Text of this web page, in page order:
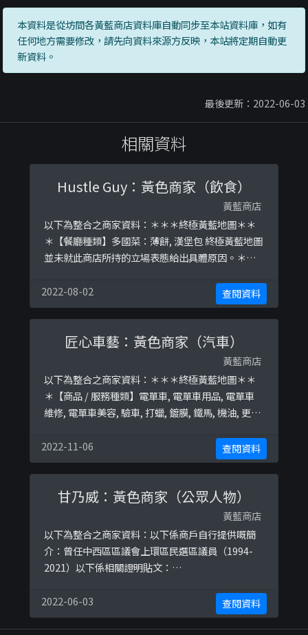
本資料是從坊間各黃藍商店資料庫自動同步至本站資料庫，如有
任何地方需要修改，請先向資料來源方反映，本站將定期自動更
新資料。
最後更新：2022-06-03
相關資料
Hustle Guy：黃色商家（飲食）
黃藍商店
以下為整合之商家資料：＊＊＊終極黃藍地圖＊＊
＊【餐廳種類】多國菜：薄餅, 漢堡包 終極黃藍地圖
並未就此商店所持的立場表態給出具體原因。＊＊
80後夫婦,一間用心經營,用心創作美食,用心服務嘅
優質西式小店。以下係相關證明貼文：
https://www.facebook.com/hustleguyeatery/
posts/2695026627452863http ...
2022-08-02 查閱資料
匠心車藝：黃色商家（汽車）
黃藍商店
以下為整合之商家資料：＊＊＊終極黃藍地圖＊＊
＊【商品 / 服務種類】電單車, 電單車用品, 電單車
維修, 電單車美容, 驗車, 打蠟, 鍍膜, 鐵馬, 機油, 更換
出具體原因。＊＊＊和你查＊＊＊以下係商戶自行
提供嘅簡介：【匠心】代表我們對電單車一種近乎
執著的信念。【車藝】透過我們在電單車裝嵌維修
技術上的手藝，令大家可以更安心、更享受、甚至
2022-11-06 查閱資料
甘乃威：黃色商家（公眾人物）
黃藍商店
以下為整合之商家資料：以下係商戶自行提供嘅簡
介：曾任中西區區議會上環區民選區議員（1994-
2021）以下係相關證明貼文：
osts/2486258691702617https://www.facebook
.com/kamnaiwaidphk/posts/24558128680805
2022-06-03 查閱資料